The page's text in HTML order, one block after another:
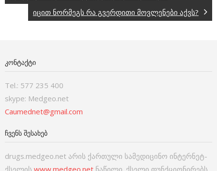
იცით ნორმეგს რა გვერდითი მოვლენები აქვს?
ᲙᲝᲜᲢᲐᲥᲢᲘ
Tel.: 577 235 400
skype: Medgeo.net
Caumednet@gmail.com
ᲩᲕᲔᲜᲡ ᲨᲔᲡᲐᲮᲔᲑ
drugs.medgeo.net არის ქართული სამედიცინო ინტერნეტ-
ქსელის www.medgeo.net ნაწილი. ქსელი ფუნქციონირებს